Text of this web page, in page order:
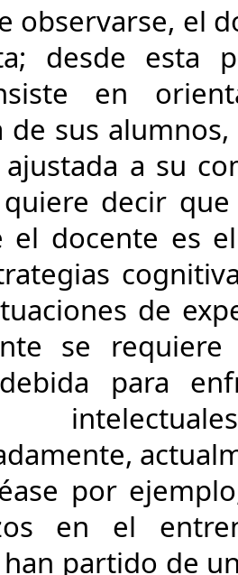
observarse, el
desde esta
en
de sus
a su
quiere decir
el docente es
de
se
para
por
en el
partido de